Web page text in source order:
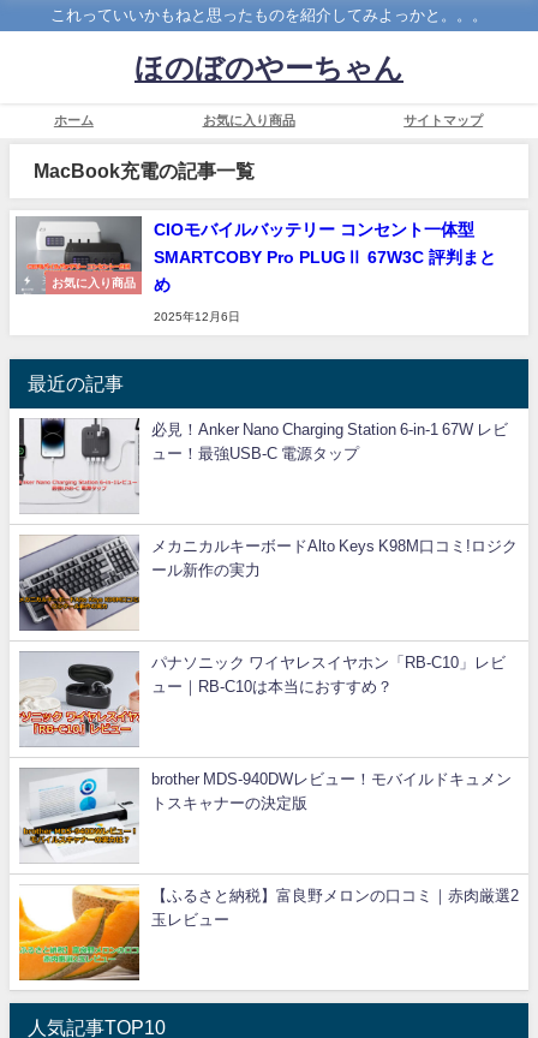
これっていいかもねと思ったものを紹介してみよっかと。。。
ほのぼのやーちゃん
ホーム お気に入り商品 サイトマップ
MacBook充電の記事一覧
お気に入り商品
CIOモバイルバッテリー コンセント一体型
SMARTCOBY Pro PLUGⅡ 67W3C 評判まと
め
2025年12月6日
最近の記事
必見！Anker Nano Charging Station 6-in-1 67W レビ
ュー！最強USB-C 電源タップ
メカニカルキーボードAlto Keys K98M口コミ!ロジク
ール新作の実力
パナソニック ワイヤレスイヤホン「RB-C10」レビ
ュー｜RB-C10は本当におすすめ？
brother MDS-940DWレビュー！モバイルドキュメン
トスキャナーの決定版
【ふるさと納税】富良野メロンの口コミ｜赤肉厳選2
玉レビュー
人気記事TOP10